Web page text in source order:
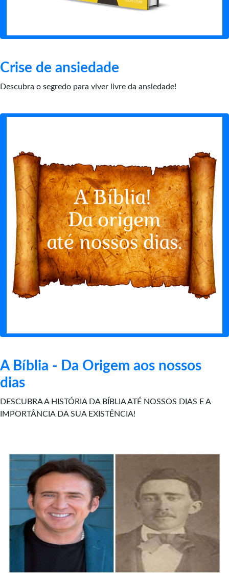
Crise de ansiedade
Descubra o segredo para viver livre da ansiedade!
A Bíblia - Da Origem aos nossos
dias
DESCUBRA A HISTÓRIA DA BÍBLIA ATÉ NOSSOS DIAS E A
IMPORTÂNCIA DA SUA EXISTÊNCIA!